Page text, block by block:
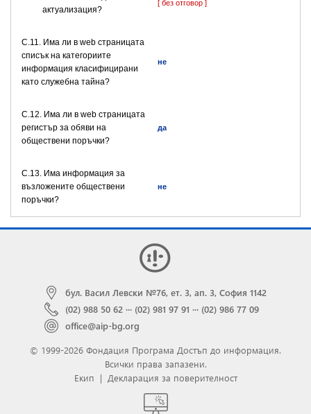
актуализация?
[ без отговор ]
C.11. Има ли в web страницата
списък на категориите
информация класифицирани
като служебна тайна?
не
C.12. Има ли в web страницата
регистър за обяви на
обществени поръчки?
да
C.13. Има информация за
възложените обществени
поръчки?
не
бул. Васил Левски №76, ет. 3, ап. 3, София 1142
(02) 988 50 62 ··· (02) 981 97 91 ··· (02) 986 77 09
office@aip-bg.org
© 1999-2026 Фондация Програма Достъп до информация.
Всички права запазени.
Екип | Декларация за поверителност